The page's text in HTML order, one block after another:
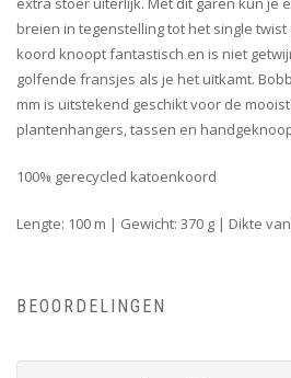
breien in tegenstelling tot het single
koord knoopt fantastisch en is niet
golfende fransjes als je het uitkamt.
mm is uitstekend geschikt voor de
plantenhangers, tassen en
100% gerecycled katoenkoord
Lengte: 100 m | Gewicht: 370 g | Dikte
BEOORDELINGEN